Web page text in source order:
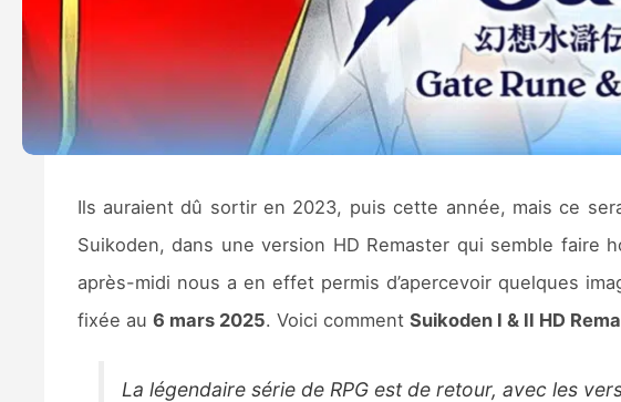
Ils auraient dû sortir en 2023, puis cette année, mais ce
Suikoden, dans une version HD Remaster qui semble faire
après-midi nous a en effet permis d’apercevoir quelques
fixée au 6 mars 2025. Voici comment Suikoden I & II HD
La légendaire série de RPG est de retour, avec les